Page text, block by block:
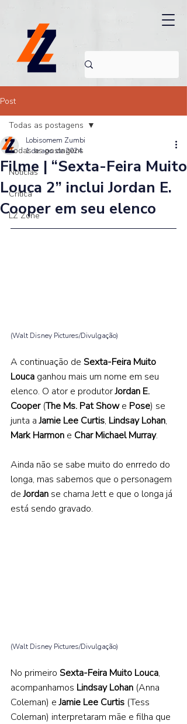
Post
Todas as postagens
Noticias
Crítica
LZ Zone
Todas as postagens
Filme | “Sexta-Feira Muito
Louca 2” inclui Jordan E.
Cooper em seu elenco
Lobisomem Zumbi
1 de ago. de 2024
(Walt Disney Pictures/Divulgação)
A continuação de Sexta-Feira Muito
Louca ganhou mais um nome em seu
elenco. O ator e produtor Jordan E.
Cooper (The Ms. Pat Show e Pose) se
junta a Jamie Lee Curtis, Lindsay Lohan,
Mark Harmon e Char Michael Murray.
Ainda não se sabe muito do enrredo do
longa, mas sabemos que o personagem
de Jordan se chama Jett e que o longa já
está sendo gravado.
(Walt Disney Pictures/Divulgação)
No primeiro Sexta-Feira Muito Louca,
acompanhamos Lindsay Lohan (Anna
Coleman) e Jamie Lee Curtis (Tess
Coleman) interpretaram mãe e filha que